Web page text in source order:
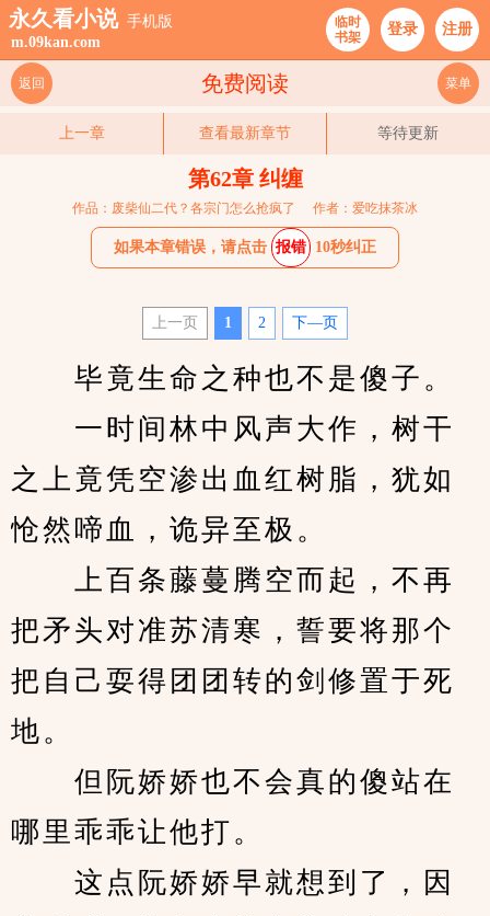
永久看小说 手机版
m.09kan.com
临时
书架
登录 注册
免费阅读
返回 菜单
上一章 查看最新章节 等待更新
第62章 纠缠
作品：废柴仙二代？各宗门怎么抢疯了 作者：爱吃抹茶冰
如果本章错误，请点击 报错 10秒纠正
上一页 1 2 下—页
毕竟生命之种也不是傻子。
一时间林中风声大作，树干
之上竟凭空渗出血红树脂，犹如
怆然啼血，诡异至极。
上百条藤蔓腾空而起，不再
把矛头对准苏清寒，誓要将那个
把自己耍得团团转的剑修置于死
地。
但阮娇娇也不会真的傻站在
哪里乖乖让他打。
这点阮娇娇早就想到了，因